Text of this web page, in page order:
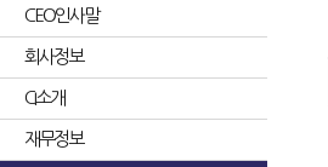
CEO인사말
회사정보
CI소개
재무정보